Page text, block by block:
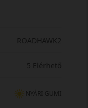
ROADHAWK2
5 Elérhető
NYÁRI GUMI